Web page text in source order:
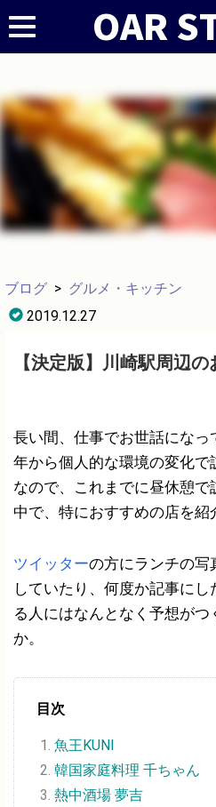
ブログ > グルメ・キッチン
2019.12.27
【決定版】川崎駅周辺
長い間、仕事でお世話にな
年から個人的な環境の変化で
なので、これまでに昼休憩
中で、特におすすめの店を紹
ツイッターの方にランチの写
していたり、何度か記事に
る人にはなんとなく予想がつ
か。
目次
魚王KUNI
韓国家庭料理 千ちゃん
熱中酒場 夢吉